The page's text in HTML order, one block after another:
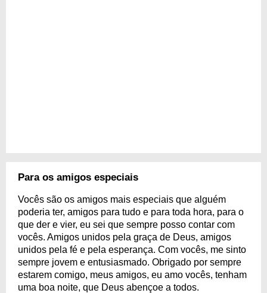
Para os amigos especiais
Vocês são os amigos mais especiais que alguém
poderia ter, amigos para tudo e para toda hora, para o
que der e vier, eu sei que sempre posso contar com
vocês. Amigos unidos pela graça de Deus, amigos
unidos pela fé e pela esperança. Com vocês, me sinto
sempre jovem e entusiasmado. Obrigado por sempre
estarem comigo, meus amigos, eu amo vocês, tenham
uma boa noite, que Deus abençoe a todos.